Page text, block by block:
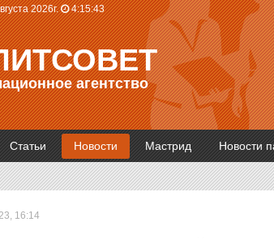
2026г. 4:15:43
агентство
Статьи Новости Мастрид Новости
16:14